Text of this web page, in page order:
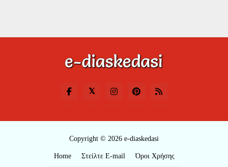
Copyright © 2026 e-diaskedasi
Home Στείλτε E-mail Όροι Χρήσης